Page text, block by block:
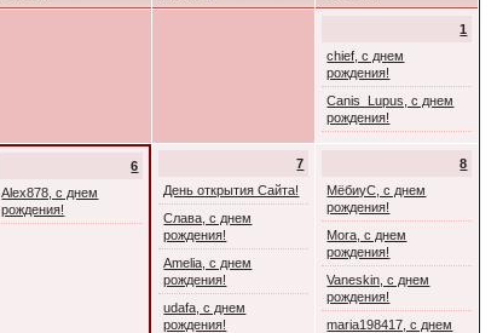
1
chief, с днем
рождения!
Canis_Lupus, с днем
рождения!
6
Alex878, с днем
рождения!
7
День открытия Сайта!
Слава, с днем
рождения!
Amelia, с днем
рождения!
udafa, с днем
рождения!
8
МёбиуС, с днем
рождения!
Mora, с днем
рождения!
Vaneskin, с днем
рождения!
maria198417, с днем